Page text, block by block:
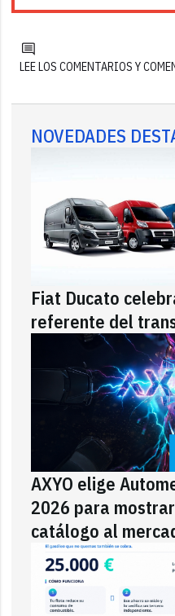
LEE LOS COMENTARIOS Y
NOVEDADES
Fiat Ducato
referente del
AXYO elige
2026 para
catálogo al